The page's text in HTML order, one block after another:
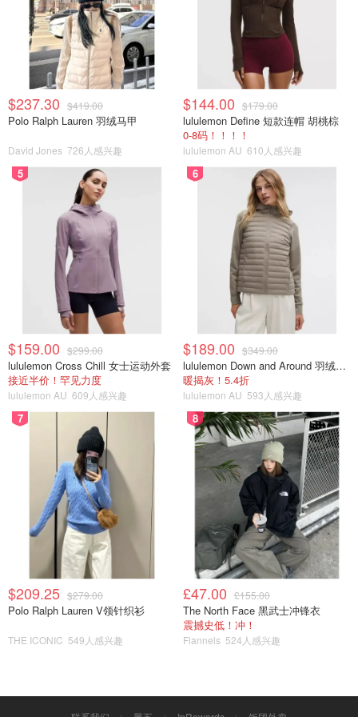
再来一个医生都推荐的消毒片，一片兑一加仑的水，消毒而
$237.30 $419.00
Polo Ralph Lauren 羽绒马甲
David Jones 726人感兴趣
$144.00 $179.00
lululemon Define 短款连帽 胡桃棕
0-8码！！！！
lululemon AU 610人感兴趣
5
$159.00 $299.00
lululemon Cross Chill 女士运动外套
接近半价！罕见力度
lululemon AU 609人感兴趣
6
$189.00 $349.00
lululemon Down and Around 羽绒夹克
暖揭灰！5.4折
lululemon AU 593人感兴趣
7
$209.25 $279.00
Polo Ralph Lauren V领针织衫
THE ICONIC 549人感兴趣
8
£47.00 £155.00
The North Face 黑武士冲锋衣
震撼史低！冲！
Flannels 524人感兴趣